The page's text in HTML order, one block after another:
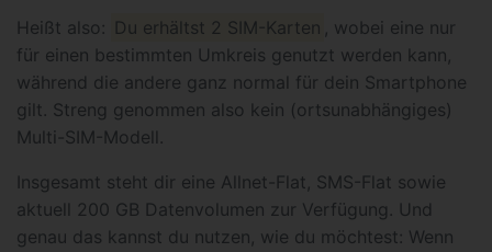
Heißt also: Du erhältst 2 SIM-Karten , wobei eine nur
für einen bestimmten Umkreis genutzt werden kann,
während die andere ganz normal für dein Smartphone
gilt. Streng genommen also kein (ortsunabhängiges)
Multi-SIM-Modell.
Insgesamt steht dir eine Allnet-Flat, SMS-Flat sowie
aktuell 200 GB Datenvolumen zur Verfügung. Und
genau das kannst du nutzen, wie du möchtest: Wenn